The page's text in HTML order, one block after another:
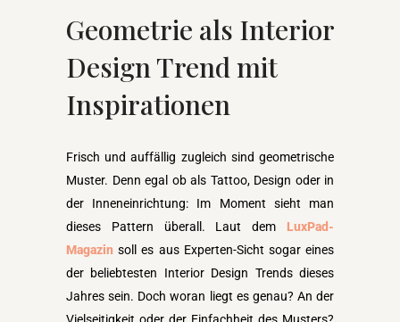
Geometrie als Interior
Design Trend mit
Inspirationen
Frisch und auffällig zugleich sind geometrische
Muster. Denn egal ob als Tattoo, Design oder in
der Inneneinrichtung: Im Moment sieht man
dieses Pattern überall. Laut dem LuxPad-
Magazin soll es aus Experten-Sicht sogar eines
der beliebtesten Interior Design Trends dieses
Jahres sein. Doch woran liegt es genau? An der